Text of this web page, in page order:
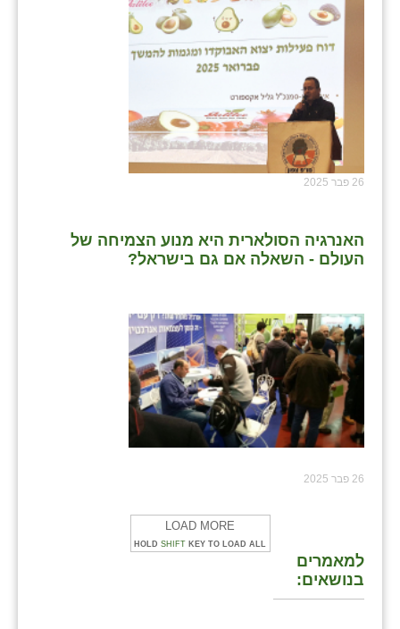
26 פבר 2025
האנרגיה הסולארית היא מנוע הצמיחה של
העולם - השאלה אם גם בישראל?
26 פבר 2025
LOAD MORE
HOLD SHIFT KEY TO LOAD ALL
למאמרים
בנושאים: